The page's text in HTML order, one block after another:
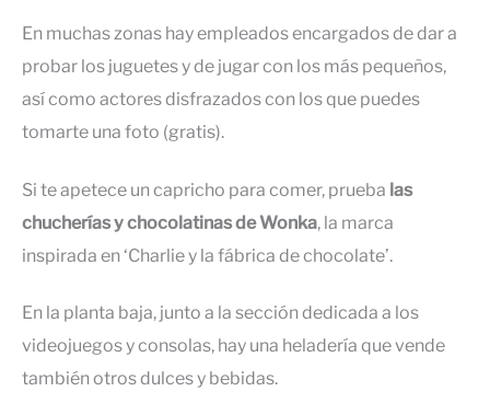
En muchas zonas hay empleados encargados de dar a
probar los juguetes y de jugar con los más pequeños,
así como actores disfrazados con los que puedes
tomarte una foto (gratis).
Si te apetece un capricho para comer, prueba las
chucherías y chocolatinas de Wonka, la marca
inspirada en ‘Charlie y la fábrica de chocolate’.
En la planta baja, junto a la sección dedicada a los
videojuegos y consolas, hay una heladería que vende
también otros dulces y bebidas.